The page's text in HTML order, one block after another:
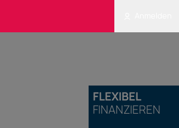
FLEXIBEL
FINANZIEREN